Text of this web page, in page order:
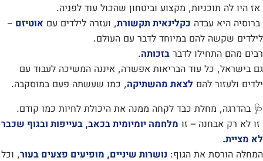
אז היו לה תוכניות, מקצוע וביטחון שהכול עוד לפניה.
ברוסיה היא עבדה כקלינאית תקשורת, ועזרה לילדים עם אוטיזם –
לילדים שקשה להם במיוחד לדבר עם העולם.
רבים מהם התחילו לדבר בזכותה.
גם בישראל, כל עוד הבריאות אפשרה, איננה המשיכה לעבוד עם
ילדים ולעזור להם לצאת מהשתיקה, כמו שעשתה פעם במוסקבה.
🩺 בהדרגה, מחלת כבד לקחה ממנה את היכולת לחיות כמו קודם.
זו לא רק אבחנה – זו מלחמה יומיומית בכאב, בעייפות ובגוף שכבר
לא מציית.
המחלה הורסת את הגוף: נושרות שיניים, מופיעים פצעים בעור, וכל